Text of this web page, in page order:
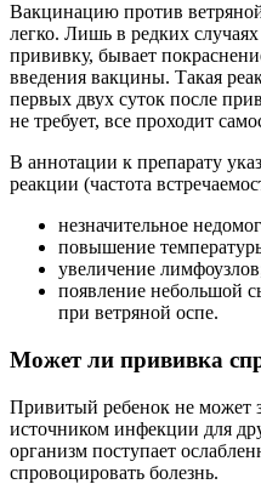
Вакцинацию против
легко. Лишь в редких
прививку, бывает
введения вакцины. Такая
первых двух суток после
не требует, все проходит
В аннотации к препарату
реакции (частота
незначительное
повышение
увеличение
появление небольшой
при ветряной оспе.
Может ли прививка
Привитый ребенок не может
источником инфекции для
организм поступает
спровоцировать болезнь.